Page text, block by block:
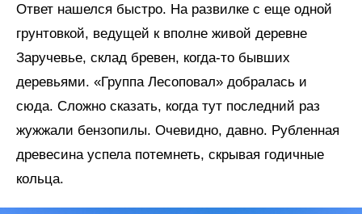
Ответ нашелся быстро. На развилке с еще одной
грунтовкой, ведущей к вполне живой деревне
Заручевье, склад бревен, когда-то бывших
деревьями. «Группа Лесоповал» добралась и
сюда. Сложно сказать, когда тут последний раз
жужжали бензопилы. Очевидно, давно. Рубленная
древесина успела потемнеть, скрывая годичные
кольца.